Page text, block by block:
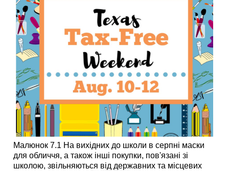
Малюнок 7.1 На вихідних до школи в серпні маски
для обличчя, а також інші покупки, пов'язані зі
школою, звільняються від державних та місцевих